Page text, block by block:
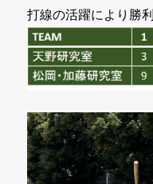
打線の活躍により勝